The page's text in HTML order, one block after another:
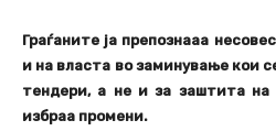
Граѓаните ја препознааа
и на власта во заминување кои
тендери, а не и за заштита на
избраа промени.